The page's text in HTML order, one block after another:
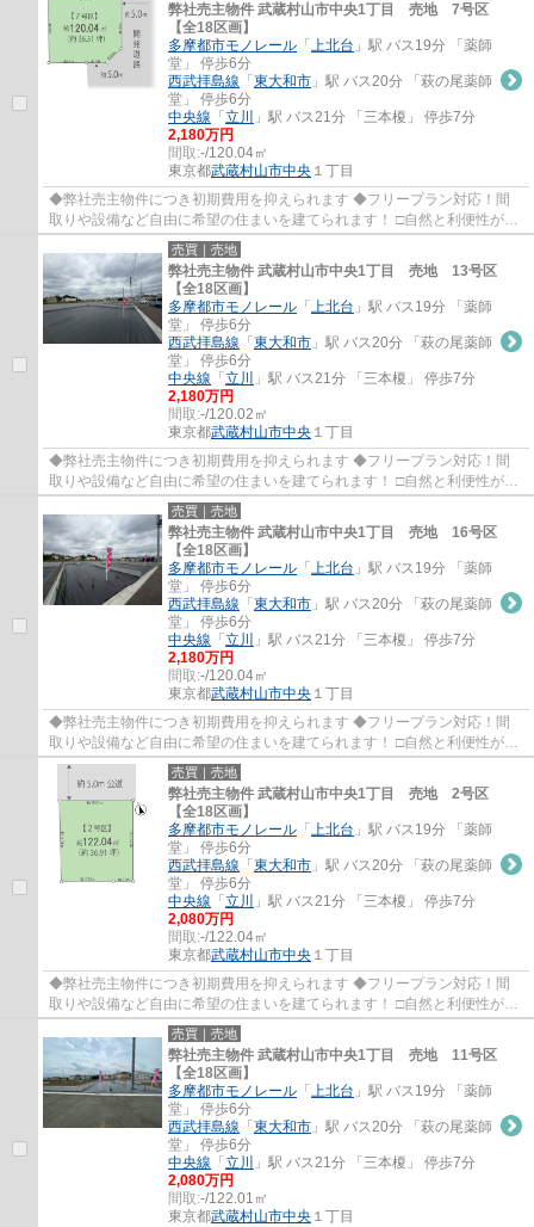
弊社売主物件 武蔵村山市中央1丁目 売地 7号区
【全18区画】
多摩都市モノレール 「 上北台 」駅 バス19分 「薬師
堂」 停歩6分
西武拝島線 「 東大和市 」駅 バス20分 「萩の尾薬師
堂」 停歩6分
中央線 「 立川
」駅 バス21分 「三本榎」 停歩7分
2,180万円
間取:-/120.04㎡
東京都武蔵村山市中央 １丁目
◆弊社売主物件につき初期費用を抑えられます ◆フリープラン対応！間
取りや設備など自由に希望の住まいを建てられます！ □自然と利便性が調
和した街並みです♪ □コミュニティを育む5Mの...
売買｜売地
弊社売主物件 武蔵村山市中央1丁目 売地 13号区
【全18区画】
多摩都市モノレール 「 上北台 」駅 バス19分 「薬師
堂」 停歩6分
西武拝島線 「 東大和市 」駅 バス20分 「萩の尾薬師
堂」 停歩6分
中央線 「 立川
」駅 バス21分 「三本榎」 停歩7分
2,180万円
間取:-/120.02㎡
東京都武蔵村山市中央 １丁目
◆弊社売主物件につき初期費用を抑えられます ◆フリープラン対応！間
取りや設備など自由に希望の住まいを建てられます！ □自然と利便性が調
和した街並みです♪ □コミュニティを育む5Mの...
売買｜売地
弊社売主物件 武蔵村山市中央1丁目 売地 16号区
【全18区画】
多摩都市モノレール 「 上北台 」駅 バス19分 「薬師
堂」 停歩6分
西武拝島線 「 東大和市 」駅 バス20分 「萩の尾薬師
堂」 停歩6分
中央線 「 立川
」駅 バス21分 「三本榎」 停歩7分
2,180万円
間取:-/120.04㎡
東京都武蔵村山市中央 １丁目
◆弊社売主物件につき初期費用を抑えられます ◆フリープラン対応！間
取りや設備など自由に希望の住まいを建てられます！ □自然と利便性が調
和した街並みです♪ □コミュニティを育む5Mの...
売買｜売地
弊社売主物件 武蔵村山市中央1丁目 売地 2号区
【全18区画】
多摩都市モノレール 「 上北台 」駅 バス19分 「薬師
堂」 停歩6分
西武拝島線 「 東大和市 」駅 バス20分 「萩の尾薬師
堂」 停歩6分
中央線 「 立川
」駅 バス21分 「三本榎」 停歩7分
2,080万円
間取:-/122.04㎡
東京都武蔵村山市中央 １丁目
◆弊社売主物件につき初期費用を抑えられます ◆フリープラン対応！間
取りや設備など自由に希望の住まいを建てられます！ □自然と利便性が調
和した街並みです♪ □コミュニティを育む5Mの...
売買｜売地
弊社売主物件 武蔵村山市中央1丁目 売地 11号区
【全18区画】
多摩都市モノレール 「 上北台 」駅 バス19分 「薬師
堂」 停歩6分
西武拝島線 「 東大和市 」駅 バス20分 「萩の尾薬師
堂」 停歩6分
中央線 「 立川
」駅 バス21分 「三本榎」 停歩7分
2,080万円
間取:-/122.01㎡
東京都武蔵村山市中央 １丁目